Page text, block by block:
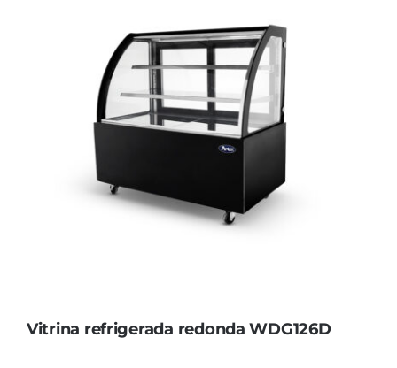
Vitrina refrigerada redonda WDG126D